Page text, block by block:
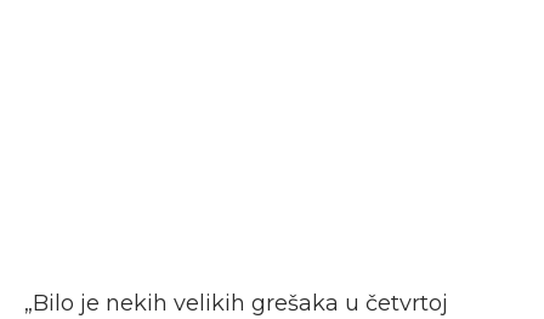
„Bilo je nekih velikih grešaka u četvrtoj